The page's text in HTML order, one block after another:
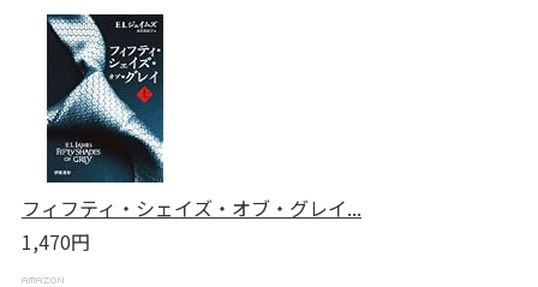
フィフティ・シェイズ・オブ・グレイ...
1,470円